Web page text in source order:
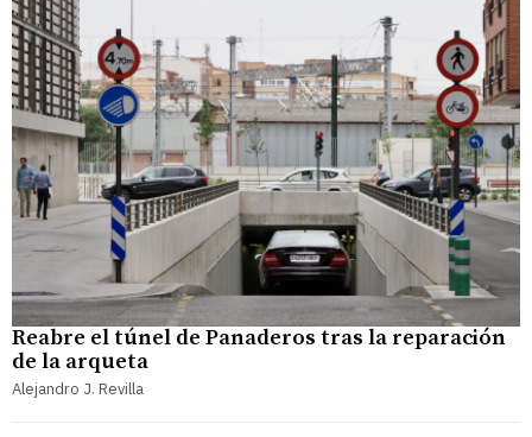
Reabre el túnel de Panaderos tras la reparación
de la arqueta
Alejandro J. Revilla